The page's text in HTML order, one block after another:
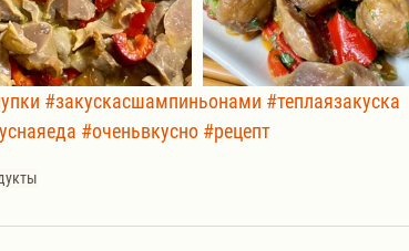
#закускасшампиньонами #теплаязакуска
#оченьвкусно #рецепт